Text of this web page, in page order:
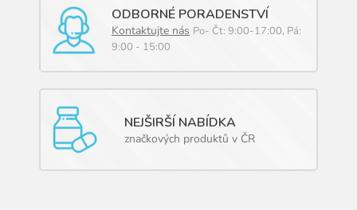
ODBORNÉ PORADENSTVÍ
Kontaktujte nás Po- Čt: 9:00-17:00, Pá:
9:00 - 15:00
NEJŠIRŠÍ NABÍDKA
značkových produktů v ČR